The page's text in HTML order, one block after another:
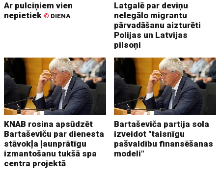
Ar pulciņiem vien
nepietiek © DIENA
Latgalē par deviņu
nelegālo migrantu
pārvadāšanu aizturēti
Polijas un Latvijas
pilsoņi
KNAB rosina apsūdzēt
Bartaševiču par dienesta
stāvokļa ļaunprātīgu
izmantošanu tukšā spa
centra projektā
Bartaševiča partija sola
izveidot "taisnīgu
pašvaldību finansēšanas
modeli"